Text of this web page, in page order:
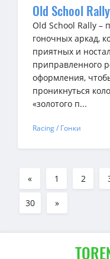
Old School
Old School Rally –
гоночных аркад,
приятных и
приправленного
оформления,
проникнуться
«золотого п...
Racing / Гонки
« 1 2
30 »